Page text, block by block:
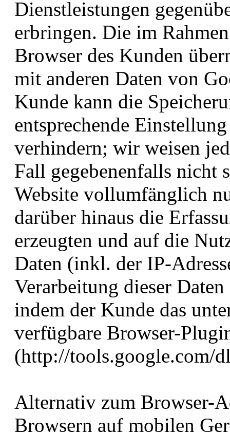
Dienstleistungen
erbringen. Die im
Browser des Kunden
mit anderen Daten von
Kunde kann die
entsprechende
verhindern; wir weisen
Fall gegebenenfalls nicht
Website vollumfänglich
darüber hinaus die
erzeugten und auf die
Daten (inkl. der IP-
Verarbeitung dieser
indem der Kunde das
verfügbare Browser-
(http://tools.google.com/
Alternativ zum Browser-
Browsern auf mobilen